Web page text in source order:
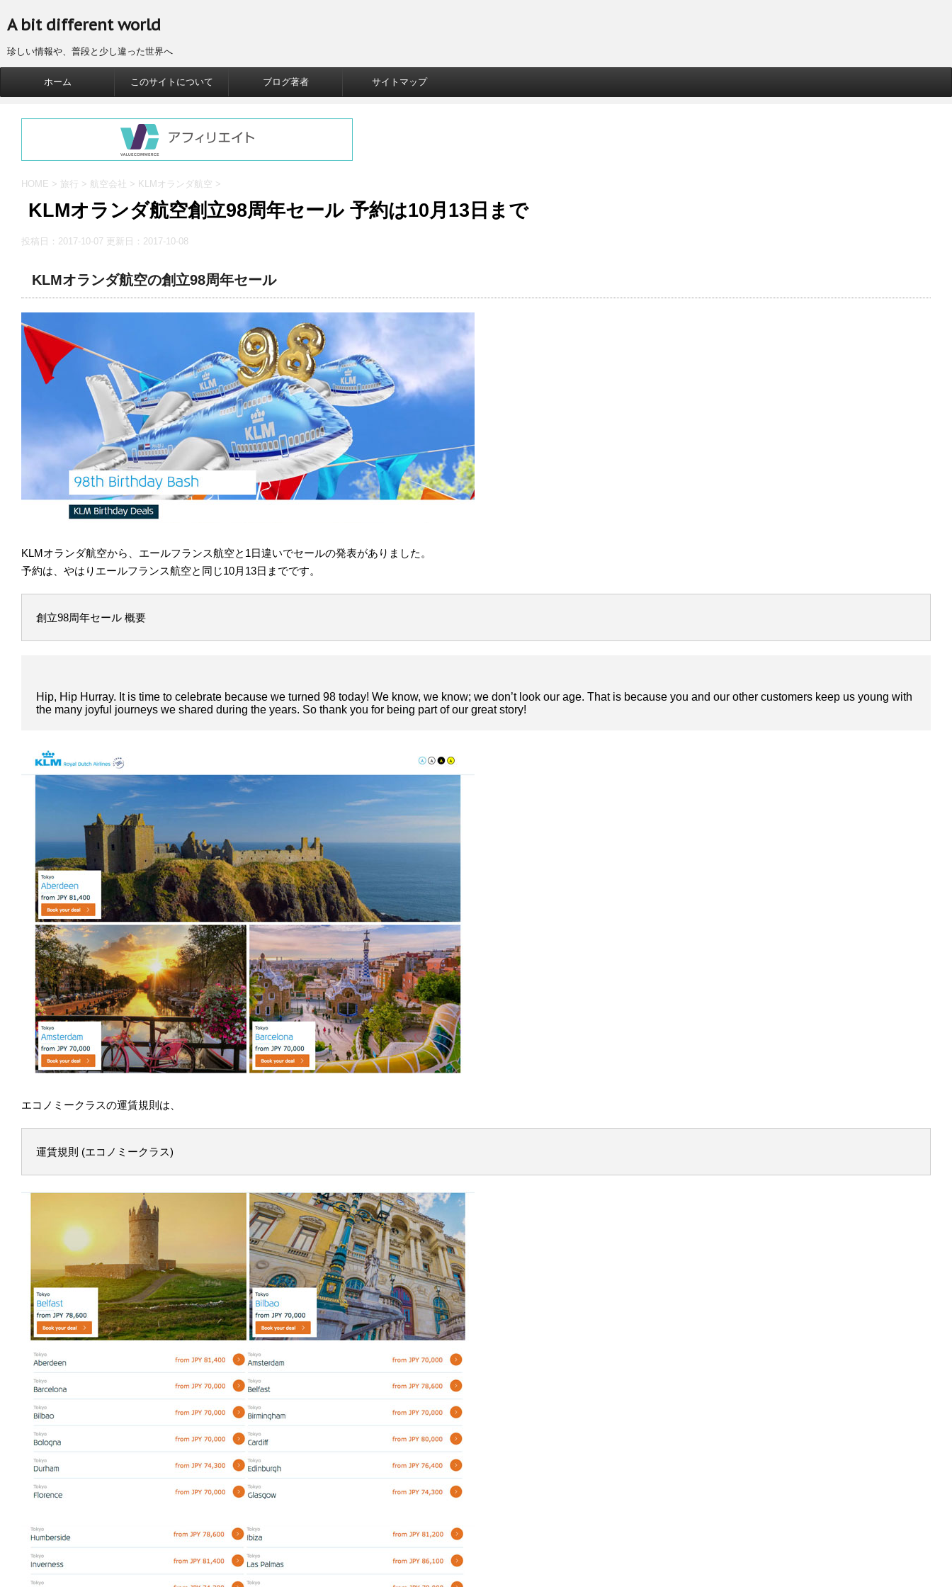
A bit different world
珍しい情報や、普段と少し違った世界へ
ホーム このサイトについて ブログ著者 サイトマップ
HOME > 旅行 > 航空会社 > KLMオランダ航空 >
KLMオランダ航空創立98周年セール 予約は10月13日まで
投稿日：2017-10-07 更新日： 2017-10-08
KLMオランダ航空の創立98周年セール
KLMオランダ航空から、エールフランス航空と1日違いでセールの発表がありました。
予約は、やはりエールフランス航空と同じ10月13日までです。
創立98周年セール 概要
Hip, Hip Hurray. It is time to celebrate because we turned 98 today! We know, we know; we don’t look our age. That is because you and our other customers keep us young with
the many joyful journeys we shared during the years. So thank you for being part of our great story!
エコノミークラスの運賃規則は、
運賃規則 (エコノミークラス)